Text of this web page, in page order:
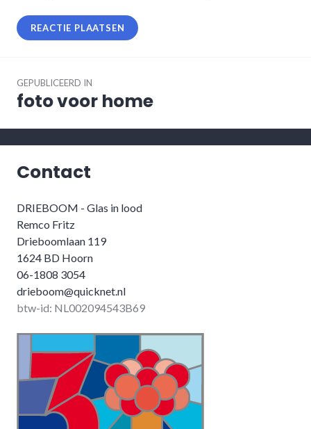
GEPUBLICEERD IN
foto voor home
Contact
DRIEBOOM - Glas in lood
Remco Fritz
Drieboomlaan 119
1624 BD Hoorn
06-1808 3054
drieboom@quicknet.nl
btw-id: NL002094543B69